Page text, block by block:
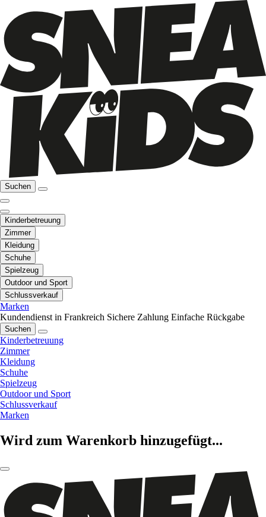
Suchen
Kinderbetreuung
Zimmer
Kleidung
Schuhe
Spielzeug
Outdoor und Sport
Schlussverkauf
Marken
Kundendienst in Frankreich Sichere Zahlung Einfache Rückgabe
Suchen
Kinderbetreuung
Zimmer
Kleidung
Schuhe
Spielzeug
Outdoor und Sport
Schlussverkauf
Marken
Wird zum Warenkorb hinzugefügt...